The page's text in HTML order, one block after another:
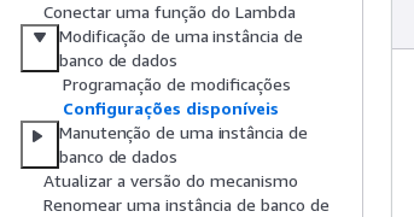
Conectar uma função do Lambda
Modificação de uma instância de
banco de dados
Programação de modificações
Configurações disponíveis
Manutenção de uma instância de
banco de dados
Atualizar a versão do mecanismo
Renomear uma instância de banco de